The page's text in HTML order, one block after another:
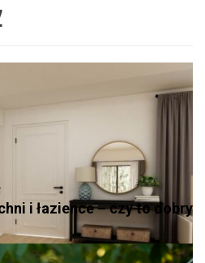
i łazience – czy to dobry